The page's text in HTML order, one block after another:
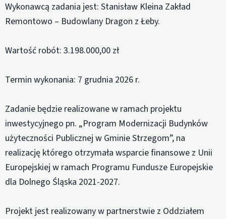
Wykonawcą zadania jest: Stanisław Kleina Zakład
Remontowo – Budowlany Dragon z Łeby.
Wartość robót: 3.198.000,00 zł
Termin wykonania: 7 grudnia 2026 r.
Zadanie będzie realizowane w ramach projektu
inwestycyjnego pn. „Program Modernizacji Budynków
użyteczności Publicznej w Gminie Strzegom”, na
realizację którego otrzymała wsparcie finansowe z Unii
Europejskiej w ramach Programu Fundusze Europejskie
dla Dolnego Śląska 2021-2027.
Projekt jest realizowany w partnerstwie z Oddziałem